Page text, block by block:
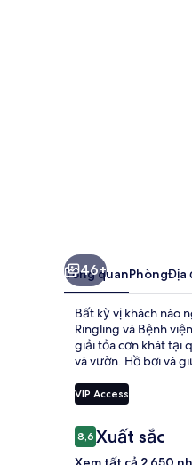
46+
Tổng quanPhòngĐịa
Bất kỳ vị khách nào
Ringling và Bệnh
giải tỏa cơn khát tại
và vườn. Hồ bơi và
VIP Access
Nhận
xét
8,68,6 trên 10,
Xuất sắc